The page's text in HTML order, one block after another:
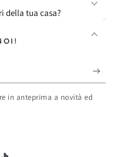
della tua casa?
in anteprima a novità ed